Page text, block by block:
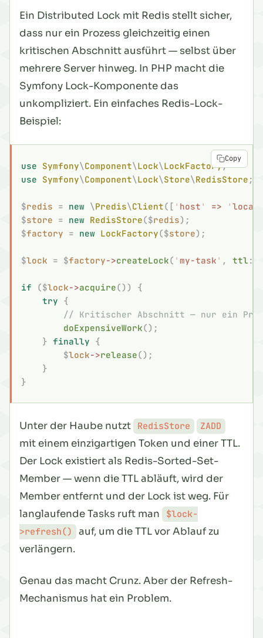
Ein Distributed Lock mit Redis stellt sicher,
dass nur ein Prozess gleichzeitig einen
kritischen Abschnitt ausführt — selbst über
mehrere Server hinweg. In PHP macht die
Symfony Lock-Komponente das
unkompliziert. Ein einfaches Redis-Lock-
Beispiel:
use Symfony\Component\Lock\LockFactory;
use Symfony\Component\Lock\Store\RedisStore ;
$redis = new \Predis\Client([ ' host ' => '
$store = new RedisStore($redis);
$factory = new LockFactory($store);
$lock = $factory->createLock( ' my-task ' , ttl :
if ($lock->acquire())
{
    try
{
// Kritischer Abschnitt — nur ein
        doExpensiveWork
();
    }
finally {
        $
lock->release();
    }
}
Copy
Unter der Haube nutzt RedisStore ZADD
mit einem einzigartigen Token und einer TTL.
Der Lock existiert als Redis-Sorted-Set-
Member — wenn die TTL abläuft, wird der
Member entfernt und der Lock ist weg. Für
langlaufende Tasks ruft man
$lock-
>refresh()
auf, um die TTL vor Ablauf zu
verlängern.
Genau das macht Crunz. Aber der Refresh-
Mechanismus hat ein Problem.